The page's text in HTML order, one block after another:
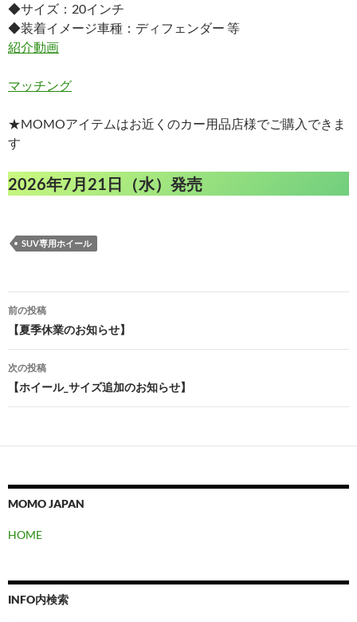
◆サイズ：20インチ
◆装着イメージ車種：ディフェンダー 等
紹介動画
マッチング
★MOMOアイテムはお近くのカー用品店様でご購入できま
す
2026年7月21日（水）発売
SUV専用ホイール
投
稿
ナ
ビ
ー
ョ
ン
前の投稿
【夏季休業のお知らせ】
次の投稿
【ホイール_サイズ追加のお知らせ】
MOMO JAPAN
HOME
INFO内検索